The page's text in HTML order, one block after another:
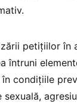
petiţiilor în
întruni
condiţiile